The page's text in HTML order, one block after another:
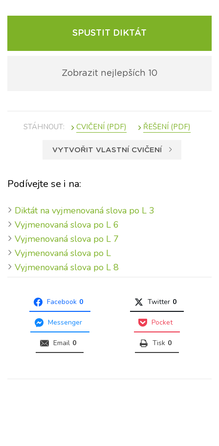
SPUSTIT DIKTÁT
Zobrazit nejlepších 10
STÁHNOUT:
VYTVOŘIT VLASTNÍ CVIČENÍ
Podívejte se i na:
Diktát na vyjmenovaná slova po L 3
Vyjmenovaná slova po L 6
Vyjmenovaná slova po L 7
Vyjmenovaná slova po L
Vyjmenovaná slova po L 8
Facebook 0 Twitter 0
Messenger Pocket
Email 0 Tisk 0